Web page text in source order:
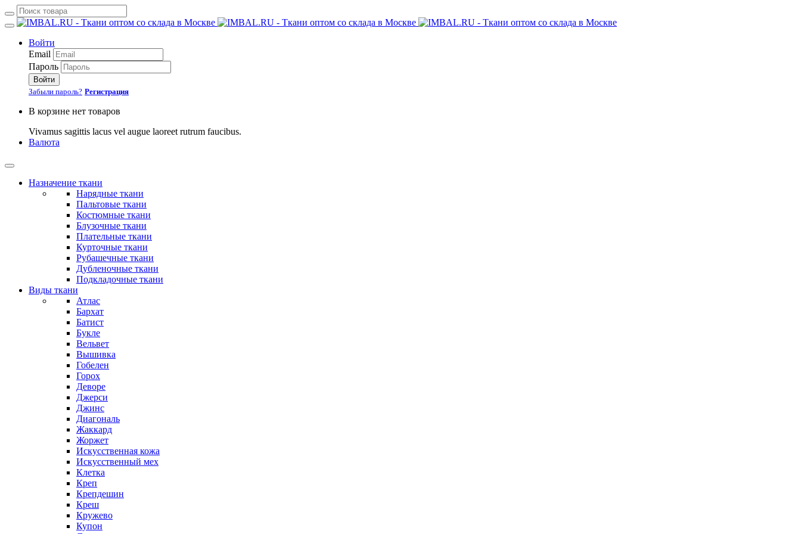
Войти
Email
Пароль
Войти
Забыли пароль? Регистрация
В корзине нет товаров
Vivamus sagittis lacus vel augue laoreet rutrum faucibus.
Валюта
Назначение ткани
Нарядные ткани
Пальтовые ткани
Костюмные ткани
Блузочные ткани
Плательные ткани
Курточные ткани
Рубашечные ткани
Дубленочные ткани
Подкладочные ткани
Виды ткани
Атлас
Бархат
Батист
Букле
Вельвет
Вышивка
Гобелен
Горох
Деворе
Джерси
Джинс
Диагональ
Жаккард
Жоржет
Искусственная кожа
Искусственный мех
Клетка
Креп
Крепдешин
Креш
Кружево
Купон